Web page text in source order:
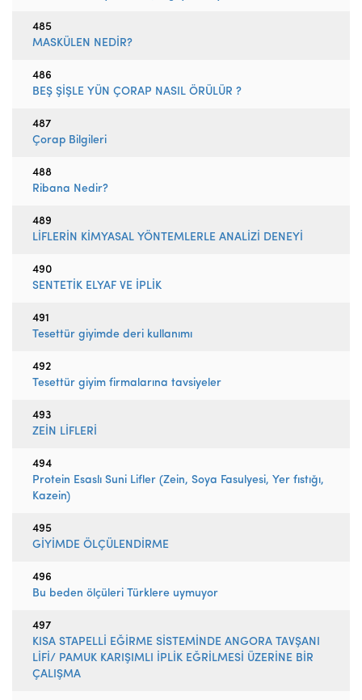
485
MASKÜLEN NEDİR?
486
BEŞ ŞİŞLE YÜN ÇORAP NASIL ÖRÜLÜR ?
487
Çorap Bilgileri
488
Ribana Nedir?
489
LİFLERİN KİMYASAL YÖNTEMLERLE ANALİZİ DENEYİ
490
SENTETİK ELYAF VE İPLİK
491
Tesettür giyimde deri kullanımı
492
Tesettür giyim firmalarına tavsiyeler
493
ZEİN LİFLERİ
494
Protein Esaslı Suni Lifler (Zein, Soya Fasulyesi, Yer fıstığı,
Kazein)
495
GİYİMDE ÖLÇÜLENDİRME
496
Bu beden ölçüleri Türklere uymuyor
497
KISA STAPELLİ EĞİRME SİSTEMİNDE ANGORA TAVŞANI
LİFİ/ PAMUK KARIŞIMLI İPLİK EĞRİLMESİ ÜZERİNE BİR
ÇALIŞMA